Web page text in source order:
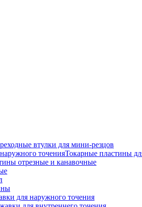
втулки для мини-резцов
Токарные пластины
отрезные и канавочные
для наружного точения